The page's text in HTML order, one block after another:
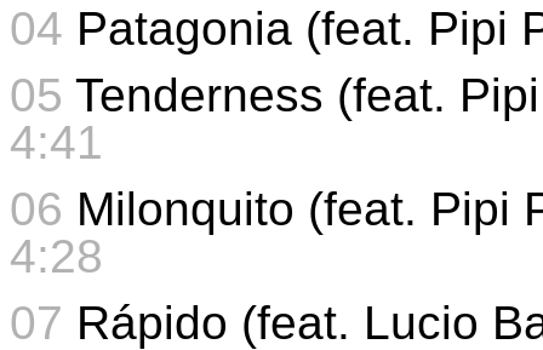
04 Patagonia (feat. Pipi
05 Tenderness (feat.
4:41
06 Milonquito (feat. Pipi
4:28
07 Rápido (feat. Lucio